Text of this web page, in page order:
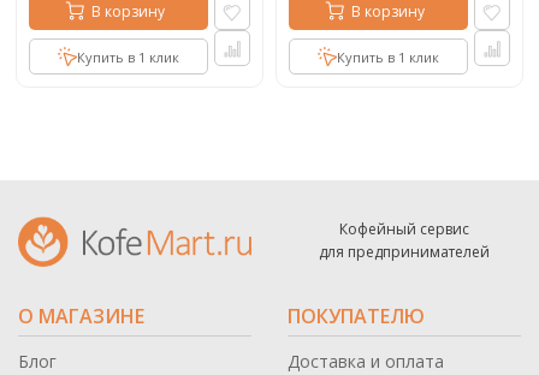
В корзину
Купить в 1 клик
В корзину
Купить в 1 клик
Кофейный сервис
для предпринимателей
О МАГАЗИНЕ
Блог
ПОКУПАТЕЛЮ
Доставка и оплата